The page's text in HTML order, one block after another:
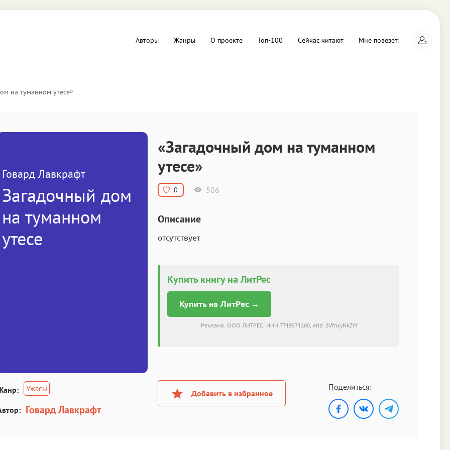
Драматургия
Компьютеры и Интернет
Авторы Жанры О проекте Топ-100 Сейчас читают Мне повезет!
на туманном утесе»
Говард Лавкрафт
Загадочный дом
на туманном
утесе
Ужасы
Говард Лавкрафт
«Загадочный дом на туманном
утесе»
0 506
Описание
отсутствует
Купить книгу на ЛитРес
Купить на ЛитРес →
Реклама. ООО ЛИТРЕС, ИНН 7719571260, erid: 2VfnxyNkZrY
Добавить в избранное
Поделиться: